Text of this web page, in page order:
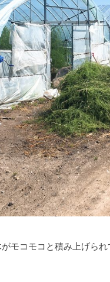
モコモコと積み上げられ